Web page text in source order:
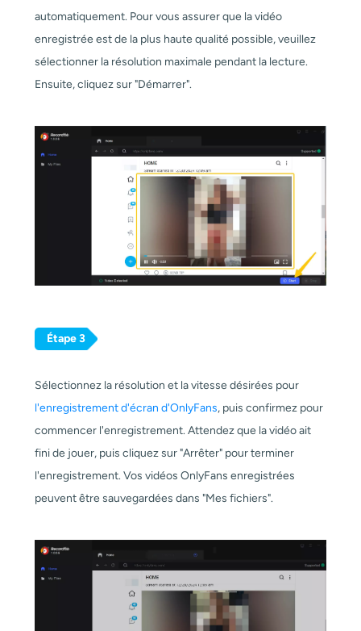
automatiquement. Pour vous assurer que la vidéo
enregistrée est de la plus haute qualité possible, veuillez
sélectionner la résolution maximale pendant la lecture.
Ensuite, cliquez sur "Démarrer".
Étape 3
Sélectionnez la résolution et la vitesse désirées pour
l'enregistrement d'écran d'OnlyFans, puis confirmez pour
commencer l'enregistrement. Attendez que la vidéo ait
fini de jouer, puis cliquez sur "Arrêter" pour terminer
l'enregistrement. Vos vidéos OnlyFans enregistrées
peuvent être sauvegardées dans "Mes fichiers".